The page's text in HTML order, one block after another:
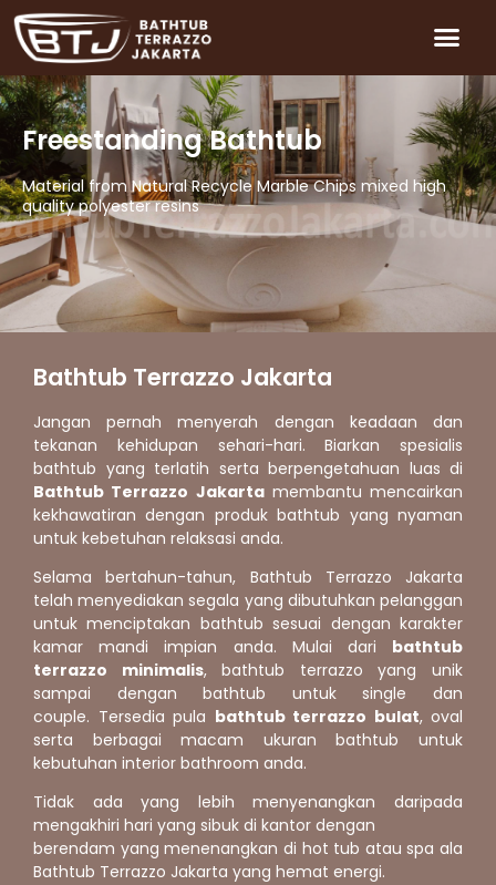
Freestanding Bathtub
Material from Natural Recycle Marble Chips mixed high
quality polyester resins
Bathtub Terrazzo Jakarta
Jangan pernah menyerah dengan keadaan dan
tekanan kehidupan sehari-hari. Biarkan spesialis
bathtub yang terlatih serta berpengetahuan luas di
Bathtub Terrazzo Jakartamembantu mencairkan
kekhawatiran dengan produk bathtub yang nyaman
untuk kebetuhan relaksasi anda.
Selama bertahun-tahun, Bathtub Terrazzo Jakarta
telah menyediakan segala yang dibutuhkan pelanggan
untuk menciptakan bathtub sesuai dengan karakter
kamar mandi impian anda. Mulai dari bathtub
terrazzo minimalis, bathtub terrazzo yang unik
sampai dengan bathtub untuk single dan
couple. Tersedia pula bathtub terrazzo bulat, oval
serta berbagai macam ukuran bathtub untuk
kebutuhan interior bathroom anda.
Tidak ada yang lebih menyenangkan daripada
mengakhiri hari yang sibuk di kantor dengan
berendam yang menenangkan di hot tub atau spa ala
Bathtub Terrazzo Jakarta yang hemat energi.